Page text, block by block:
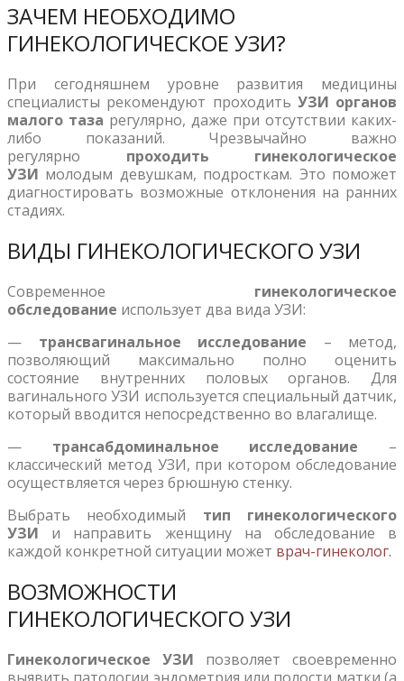
ЗАЧЕМ НЕОБХОДИМО
ГИНЕКОЛОГИЧЕСКОЕ УЗИ?
При сегодняшнем уровне развития медицины
специалисты рекомендуют проходить УЗИ органов
малого таза регулярно, даже при отсутствии каких-
либо показаний. Чрезвычайно важно
регулярно проходить гинекологическое
УЗИ молодым девушкам, подросткам. Это поможет
диагностировать возможные отклонения на ранних
стадиях.
ВИДЫ ГИНЕКОЛОГИЧЕСКОГО УЗИ
Современное гинекологическое
обследование использует два вида УЗИ:
— трансвагинальное исследование – метод,
позволяющий максимально полно оценить
состояние внутренних половых органов. Для
вагинального УЗИ используется специальный датчик,
который вводится непосредственно во влагалище.
— трансабдоминальное исследование –
классический метод УЗИ, при котором обследование
осуществляется через брюшную стенку.
Выбрать необходимый тип гинекологического
УЗИ и направить женщину на обследование в
каждой конкретной ситуации может врач-гинеколог.
ВОЗМОЖНОСТИ
ГИНЕКОЛОГИЧЕСКОГО УЗИ
Гинекологическое УЗИ позволяет своевременно